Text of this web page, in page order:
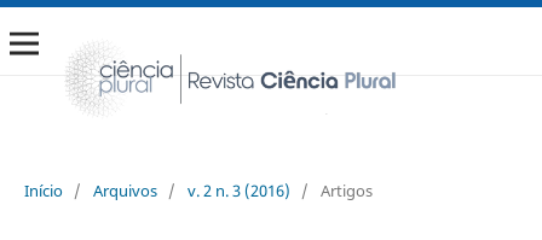
Início / Arquivos / v. 2 n. 3 (2016) / Artigos